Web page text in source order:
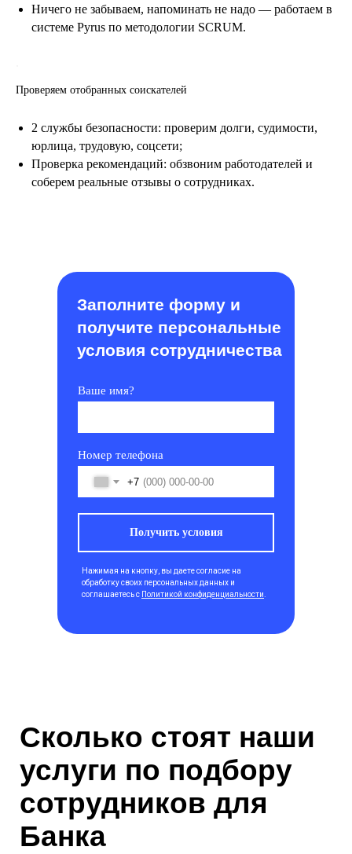
Ничего не забываем, напоминать не надо — работаем в
системе Pyrus по методологии SCRUM.
Проверяем отобранных соискателей
2 службы безопасности: проверим долги, судимости,
юрлица, трудовую, соцсети;
Проверка рекомендаций: обзвоним работодателей и
соберем реальные отзывы о сотрудниках.
Заполните форму и
получите персональные
условия сотрудничества
Ваше имя?
Номер телефона
+7
Получить условия
Нажимая на кнопку, вы даете согласие на
обработку своих персональных данных и
соглашаетесь с Политикой конфиденциальности.
Сколько стоят наши
услуги по подбору
сотрудников для
Банка